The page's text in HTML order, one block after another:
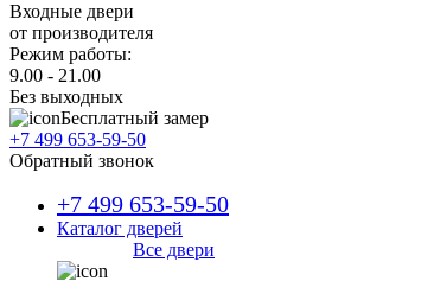
Входные двери
от производителя
Режим работы:
9.00 - 21.00
Без выходных
Бесплатный замер
+7 499 653-59-50
Обратный звонок
+7 499 653-59-50
Каталог дверей
Все двери